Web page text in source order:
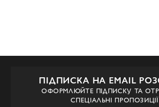
ПІДПИСКА НА EMAIL
ОФОРМЛЮЙТЕ ПІДПИСКУ ТА
СПЕЦІАЛЬНІ ПРОПОЗИЦІЇ